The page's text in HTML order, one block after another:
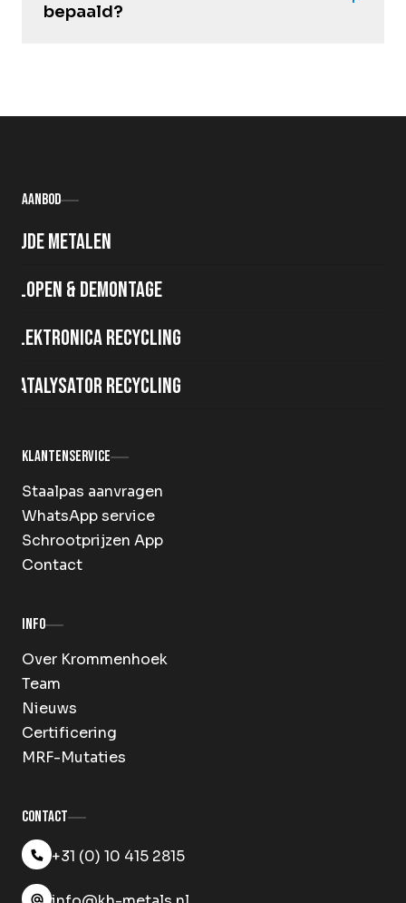
bepaald?
Aanbod
Oude metalen
Slopen & demontage
Elektronica recycling
Katalysator recycling
Klantenservice
Staalpas aanvragen
WhatsApp service
Schrootprijzen App
Contact
Info
Over Krommenhoek
Team
Nieuws
Certificering
MRF-Mutaties
Contact
+31 (0) 10 415 2815